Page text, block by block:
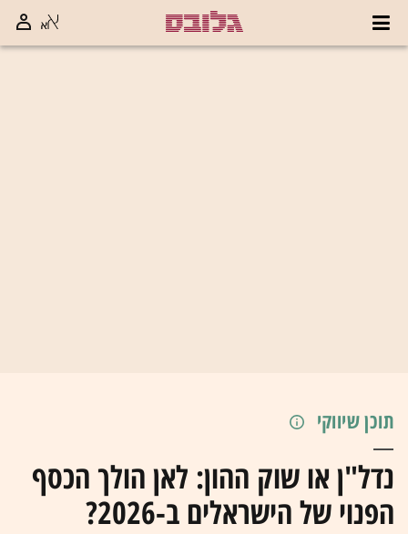
תוכן שיווקי
נדל"ן או שוק ההון: לאן הולך הכסף
הפנוי של הישראלים ב-2026?